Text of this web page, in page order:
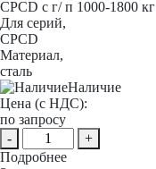
CPCD с г/ п 1000-1800 кг
Для серий,
CPCD
Материал,
сталь
Наличие
Цена (с НДС):
по запросу
-
+
Подробнее